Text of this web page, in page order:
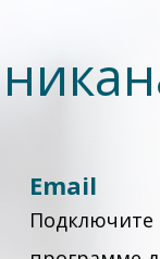
Email
Подключите